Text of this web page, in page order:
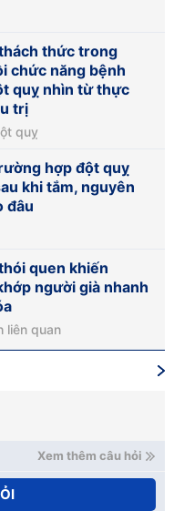
thức trong
chức năng bệnh
quỵ nhìn từ thực
trị
quỵ
hợp đột quỵ
khi tắm, nguyên
đâu
quen khiến
người già nhanh
liên quan
Xem thêm câu hỏi